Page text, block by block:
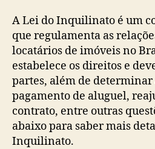
A Lei do Inquilinato é um
que regulamenta as
locatários de imóveis no
estabelece os direitos e
partes, além de determinar
pagamento de aluguel,
contrato, entre outras
abaixo para saber mais
Inquilinato.